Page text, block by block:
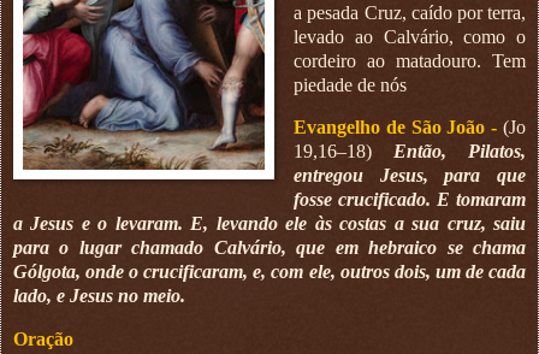
a pesada Cruz, caído por terra,
levado ao Calvário, como o
cordeiro ao matadouro. Tem
piedade de nós
Evangelho de São João - (Jo
19,16–18)Então, Pilatos,
entregou Jesus, para que
fosse crucificado. E tomaram
a Jesus e o levaram. E, levando ele às costas a sua cruz, saiu
para o lugar chamado Calvário, que em hebraico se chama
Gólgota, onde o crucificaram, e, com ele, outros dois, um de cada
lado, e Jesus no meio.
Oração